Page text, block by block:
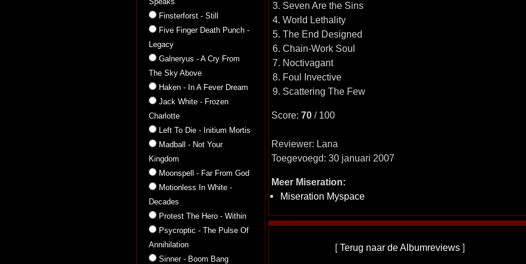
Finsterforst - Still
Five Finger Death Punch -
Legacy
Galneryus - A Cry From
The Sky Above
Haken - In A Fever Dream
Jack White - Frozen
Charlotte
Left To Die - Initium Mortis
Madball - Not Your
Kingdom
Moonspell - Far From God
Motionless In White -
Decades
Protest The Hero - Within
Psycroptic - The Pulse Of
Annihilation
Sinner - Boom Bang
3. Seven Are the Sins
4. World Lethality
5. The End Designed
6. Chain-Work Soul
7. Noctivagant
8. Foul Invective
9. Scattering The Few
Score: 70/ 100
Reviewer: Lana
Toegevoegd: 30 januari 2007
Meer Miseration:
Miseration Myspace
[Terug naar de Albumreviews ]